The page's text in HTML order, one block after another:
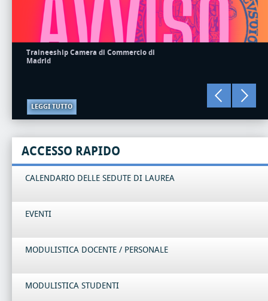
Traineeship Camera di Commercio di
Madrid
LEGGI TUTTO
ACCESSO RAPIDO
CALENDARIO DELLE SEDUTE DI LAUREA
EVENTI
MODULISTICA DOCENTE / PERSONALE
MODULISTICA STUDENTI